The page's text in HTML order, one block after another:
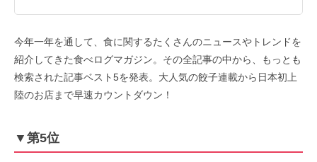
今年一年を通して、食に関するたくさんのニュースやトレンドを
紹介してきた食べログマガジン。その全記事の中から、もっとも
検索された記事ベスト5を発表。大人気の餃子連載から日本初上
陸のお店まで早速カウントダウン！
▼第5位